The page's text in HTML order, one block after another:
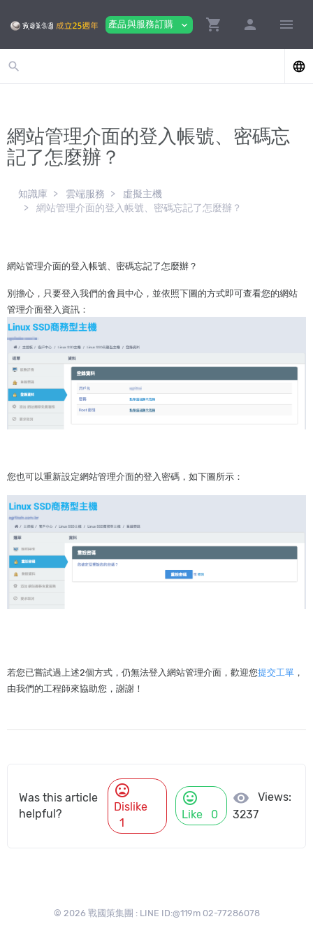
產品與服務訂購 expand_more shopping_cart person menu
search language
網站管理介面的登入帳號、密碼忘
記了怎麼辦？
知識庫 雲端服務
虛擬主機
網站管理介面的登入帳號、密碼忘記了怎麼辦？
網站管理介面的登入帳號、密碼忘記了怎麼辦？
別擔心，只要登入我們的會員中心，並依照下圖的方式即可查看您的網站
管理介面登入資訊：
您也可以重新設定網站管理介面的登入密碼，如下圖所示：
若您已嘗試過上述2個方式，仍無法登入網站管理介面，歡迎您提交工單 ，
由我們的工程師來協助您，謝謝！
Was this article
helpful?
mood_bad
Dislike
1
mood
Like 0
visibility
Views:
3237
© 2026 戰國策集團 : LINE ID:@119m 02-77286078